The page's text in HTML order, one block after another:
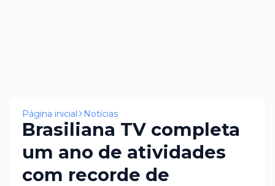
Página inicial Notícias
Brasiliana TV completa
um ano de atividades
com recorde de